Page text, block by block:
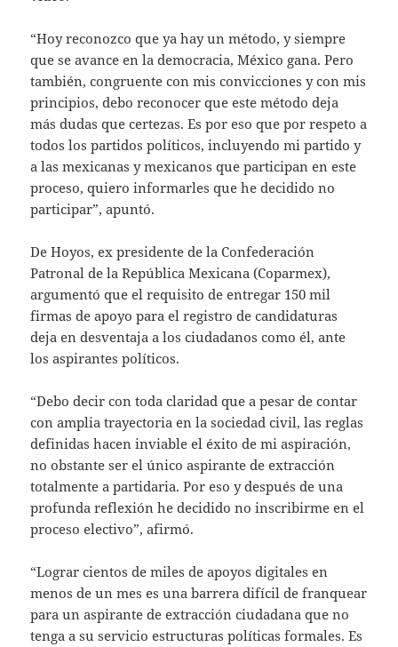
“Hoy reconozco que ya hay un método, y siempre
que se avance en la democracia, México gana. Pero
también, congruente con mis convicciones y con mis
principios, debo reconocer que este método deja
más dudas que certezas. Es por eso que por respeto a
todos los partidos políticos, incluyendo mi partido y
a las mexicanas y mexicanos que participan en este
proceso, quiero informarles que he decidido no
participar”, apuntó.
De Hoyos, ex presidente de la Confederación
Patronal de la República Mexicana (Coparmex),
argumentó que el requisito de entregar 150 mil
firmas de apoyo para el registro de candidaturas
deja en desventaja a los ciudadanos como él, ante
los aspirantes políticos.
“Debo decir con toda claridad que a pesar de contar
con amplia trayectoria en la sociedad civil, las reglas
definidas hacen inviable el éxito de mi aspiración,
no obstante ser el único aspirante de extracción
totalmente a partidaria. Por eso y después de una
profunda reflexión he decidido no inscribirme en el
proceso electivo”, afirmó.
“Lograr cientos de miles de apoyos digitales en
menos de un mes es una barrera difícil de franquear
para un aspirante de extracción ciudadana que no
tenga a su servicio estructuras políticas formales. Es